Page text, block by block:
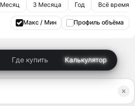
Месяц 3 Месяца Год Всё время
Макс / Мин Профиль объёма
Где купить Калькулятор